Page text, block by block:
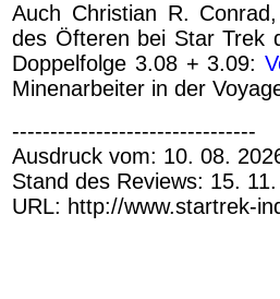
Auch Christian R.
des Öfteren bei Star Trek
Doppelfolge 3.08 + 3.09:
Minenarbeiter in der
--------------------------------
Ausdruck vom: 10. 08.
Stand des Reviews: 15.
URL: http://www.startrek-